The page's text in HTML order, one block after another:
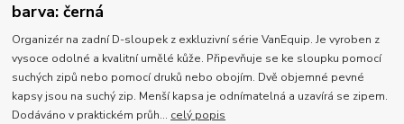
barva: černá
Organizér na zadní D-sloupek z exkluzivní série VanEquip. Je vyroben z
vysoce odolné a kvalitní umělé kůže. Připevňuje se ke sloupku pomocí
suchých zipů nebo pomocí druků nebo obojím. Dvě objemné pevné
kapsy jsou na suchý zip. Menší kapsa je odnímatelná a uzavírá se zipem.
Dodáváno v praktickém průh... celý popis